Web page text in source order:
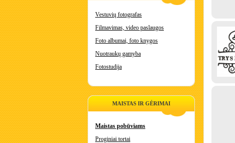
Vestuvių fotografas
Filmavimas, video paslaugos
Foto albumai, foto knygos
Nuotraukų gamyba
Fotostudija
MAISTAS IR GĖRIMAI
Maistas pobūviams
Proginiai tortai